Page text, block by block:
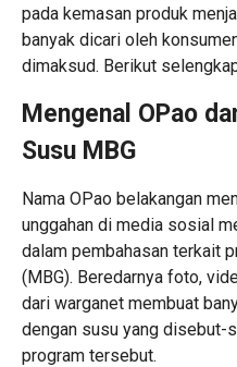
pada kemasan produk
banyak dicari oleh
dimaksud. Berikut
Mengenal OPao
Susu MBG
Nama OPao belakangan
unggahan di media sosial
dalam pembahasan terkait
(MBG). Beredarnya foto,
dari warganet membuat
dengan susu yang disebut-
program tersebut.